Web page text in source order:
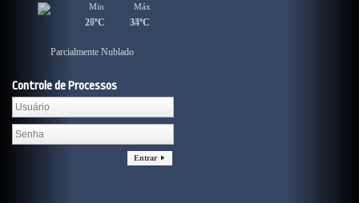
Máx
35ºC
Min
27ºC
Parcialmente Nublado
Máx
34ºC
Min
26ºC
Parcialmente Nublado
Controle de Processos
Entrar